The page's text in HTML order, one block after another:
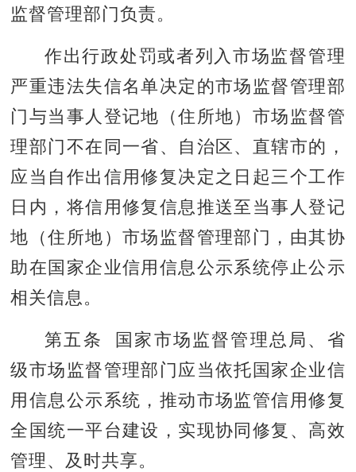
监督管理部门负责。
作出行政处罚或者列入市场监督管理
严重违法失信名单决定的市场监督管理部
门与当事人登记地（住所地）市场监督管
理部门不在同一省、自治区、直辖市的，
应当自作出信用修复决定之日起三个工作
日内，将信用修复信息推送至当事人登记
地（住所地）市场监督管理部门，由其协
助在国家企业信用信息公示系统停止公示
相关信息。
第五条 国家市场监督管理总局、省
级市场监督管理部门应当依托国家企业信
用信息公示系统，推动市场监管信用修复
全国统一平台建设，实现协同修复、高效
管理、及时共享。